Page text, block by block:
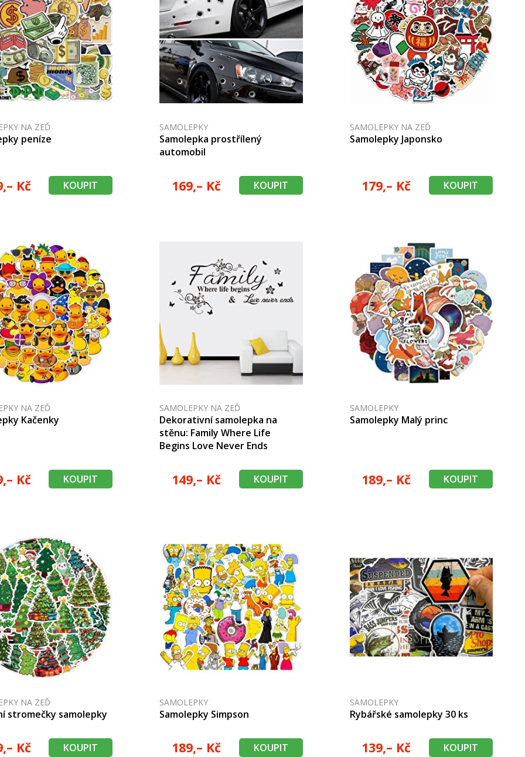
NA ZEĎ
peníze
Kč KOUPIT
SAMOLEPKY
Samolepka prostřílený
automobil
169,– Kč KOUPIT
SAMOLEPKY NA ZEĎ
Samolepky Japonsko
179,– Kč KOUPIT
NA ZEĎ
Kačenky
Kč KOUPIT
SAMOLEPKY NA ZEĎ
Dekorativní samolepka na
stěnu: Family Where Life
Begins Love Never Ends
149,– Kč KOUPIT
SAMOLEPKY
Samolepky Malý princ
189,– Kč KOUPIT
NA ZEĎ
stromečky samolepky
Kč KOUPIT
SAMOLEPKY
Samolepky Simpson
189,– Kč KOUPIT
SAMOLEPKY
Rybářské samolepky 30 ks
139,– Kč KOUPIT